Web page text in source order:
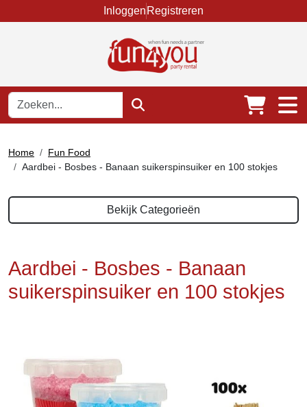
Inloggen Registreren
Home
Fun Food
Aardbei - Bosbes - Banaan suikerspinsuiker en 100 stokjes
Bekijk Categorieën
Aardbei - Bosbes - Banaan
suikerspinsuiker en 100 stokjes